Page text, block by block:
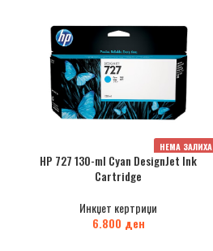
НЕМА ЗАЛИХА
HP 727 130-ml Cyan DesignJet Ink
Cartridge
Инкџет кертриџи
6.800 ден